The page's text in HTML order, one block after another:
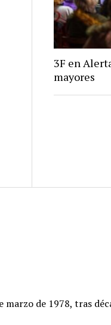
3F en
mayores
marzo de 1978, tras